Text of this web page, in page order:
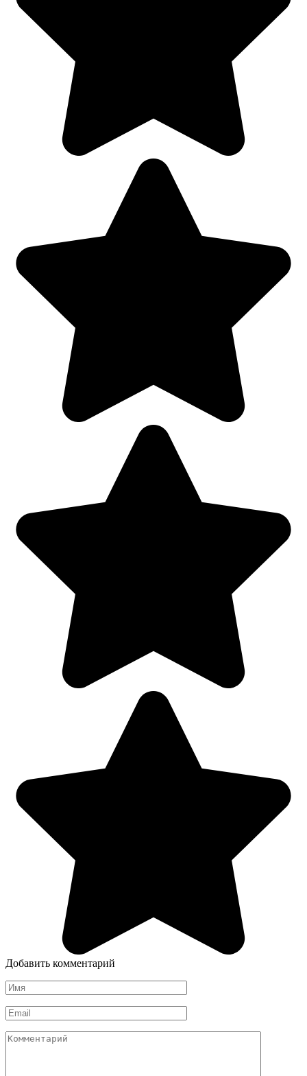
Добавить комментарий
Имя
*
Email
*
Комментарий